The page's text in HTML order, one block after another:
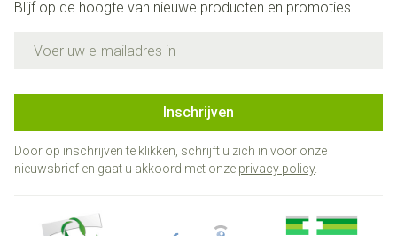
Blijf op de hoogte van nieuwe producten en promoties
Inschrijven
Door op inschrijven te klikken, schrijft u zich in voor onze
nieuwsbrief en gaat u akkoord met onze privacy policy.